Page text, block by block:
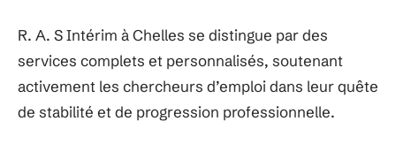
R. A. S Intérim à Chelles se distingue par des
services complets et personnalisés, soutenant
activement les chercheurs d’emploi dans leur quête
de stabilité et de progression professionnelle.